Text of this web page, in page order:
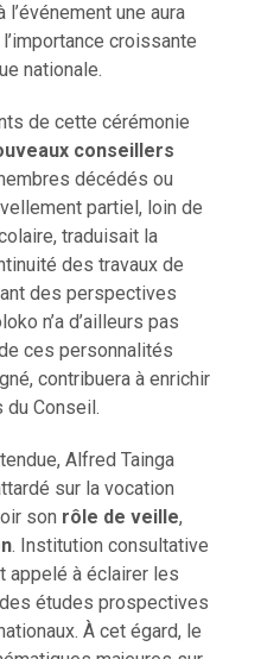
une aura
croissante
nationale.
de cette cérémonie
conseillers
décédés ou
partiel, loin de
traduisait la
des travaux de
des perspectives
n’a d’ailleurs pas
ces personnalités
contribuera à enrichir
Conseil.
Alfred Tainga
sur la vocation
son rôle de veille,
. Institution consultative
appelé à éclairer les
études prospectives
À cet égard, le